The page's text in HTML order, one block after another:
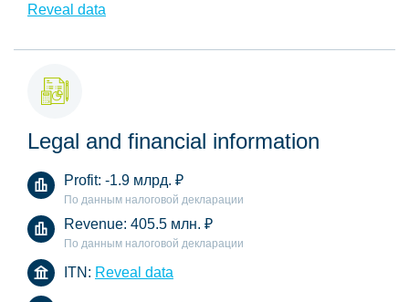
Reveal data
Legal and financial information
Profit: -1.9 млрд. ₽
По данным налоговой декларации
Revenue: 405.5 млн. ₽
По данным налоговой декларации
ITN: Reveal data